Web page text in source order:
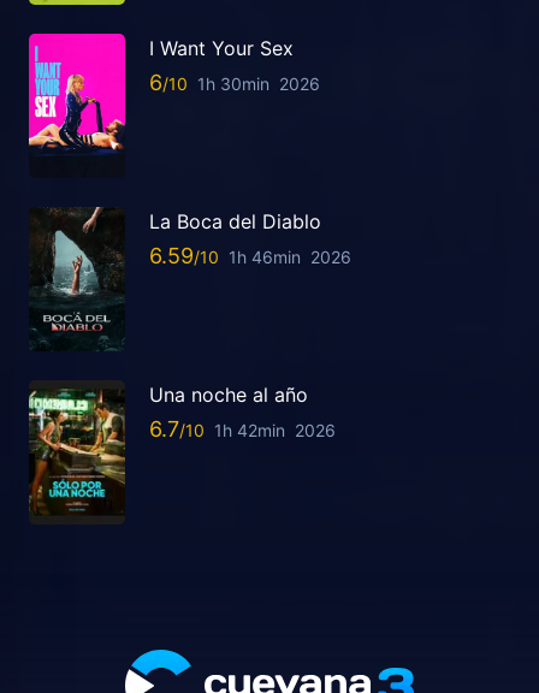
I Want Your Sex
6 1h 30min 2026
La Boca del Diablo
6.59 1h 46min 2026
Una noche al año
6.7 1h 42min 2026